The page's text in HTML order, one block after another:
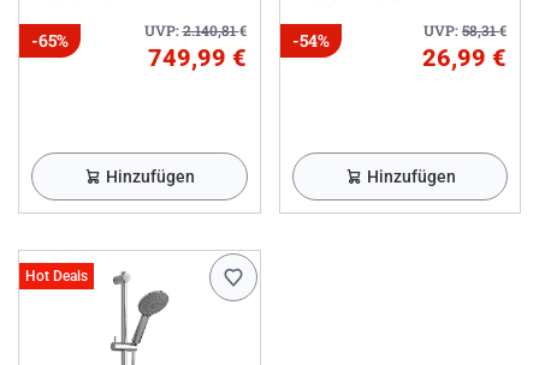
UVP:2.140,81€
-65%
749,99 €
Hinzufügen
UVP:58,31€
-54%
26,99 €
Hinzufügen
Hot Deals